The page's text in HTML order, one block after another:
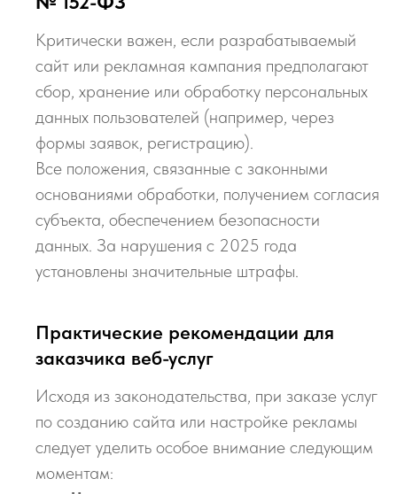
Критически важен, если разрабатываемый
сайт или рекламная кампания предполагают
сбор, хранение или обработку персональных
данных пользователей (например, через
формы заявок, регистрацию).
Все положения, связанные с законными
основаниями обработки, получением согласия
субъекта, обеспечением безопасности
данных. За нарушения с 2025 года
установлены значительные штрафы.
Практические рекомендации для
заказчика веб-услуг
Исходя из законодательства, при заказе услуг
по созданию сайта или настройке рекламы
следует уделить особое внимание следующим
моментам: